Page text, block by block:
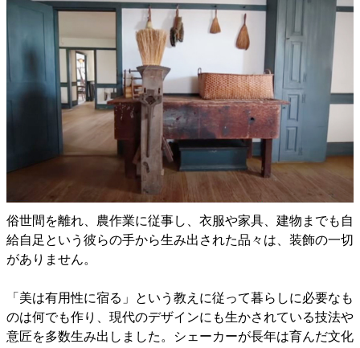
俗世間を離れ、農作業に従事し、衣服や家具、建物までも自
給自足という彼らの手から生み出された品々は、装飾の一切
がありません。
「美は有用性に宿る」という教えに従って暮らしに必要なも
のは何でも作り、現代のデザインにも生かされている技法や
意匠を多数生み出しました。シェーカーが長年は育んだ文化